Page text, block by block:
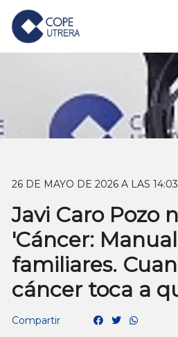
26 DE MAYO DE 2026 A LAS 14:03
Javi Caro Pozo
'Cáncer:
familiares.
cáncer toca a
Compartir